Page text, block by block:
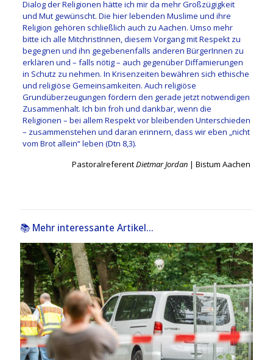
Dialog der Religionen hätte ich mir da mehr Großzügigkeit
und Mut gewünscht. Die hier lebenden Muslime und ihre
Religion gehören schließlich auch zu Aachen. Umso mehr
bitte ich alle MitchristInnen, diesem Vorgang mit Respekt zu
begegnen und ihn gegebenenfalls anderen BürgerInnen zu
erklären und – falls nötig – auch gegenüber Diffamierungen
in Schutz zu nehmen. In Krisenzeiten bewähren sich ethische
und religiöse Gemeinsamkeiten. Auch religiöse
Grundüberzeugungen fördern den gerade jetzt notwendigen
Zusammenhalt. Ich bin froh und dankbar, wenn die
Religionen – bei allem Respekt vor bleibenden Unterschieden
– zusammenstehen und daran erinnern, dass wir eben „nicht
vom Brot allein“ leben (Dtn 8,3).
PastoralreferentDietmar Jordan | Bistum Aachen
📚 Mehr interessante Artikel...